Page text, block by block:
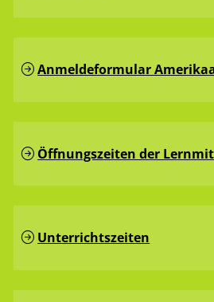
Anmeldeformular
Öffnungszeiten der
Unterrichtszeiten